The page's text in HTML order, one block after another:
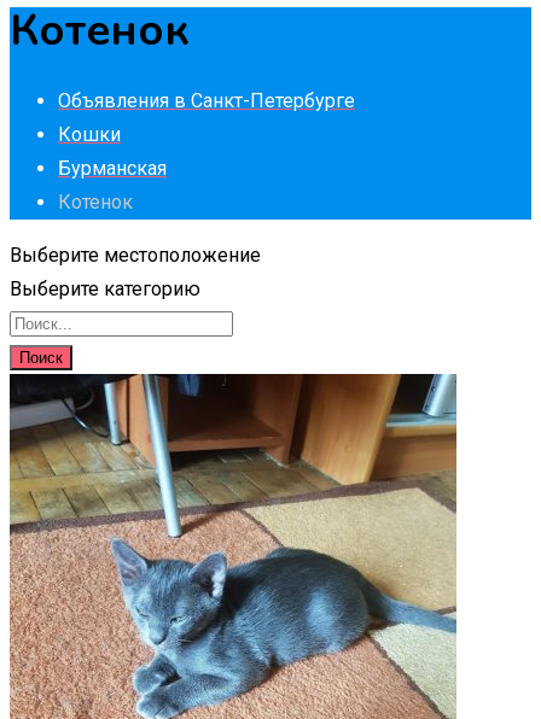
Котенок
Объявления в Санкт-Петербурге
Кошки
Бурманская
Котенок
Выберите местоположение
Выберите категорию
Поиск